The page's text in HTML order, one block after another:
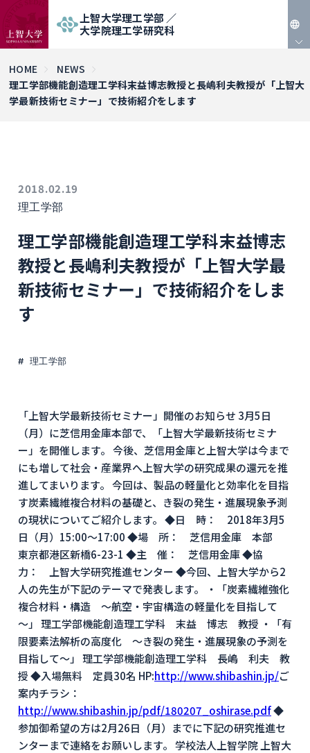
上智大学理工学部 ／
大学院理工学研究科
EN
HOME
NEWS
理工学部機能創造理工学科末益博志教授と長嶋利夫教授が「上智大
学最新技術セミナー」で技術紹介をします
2018.02.19
理工学部
理工学部機能創造理工学科末益博志
教授と長嶋利夫教授が「上智大学最
新技術セミナー」で技術紹介をしま
す
理工学部
「上智大学最新技術セミナー」開催のお知らせ 3月5日
（月）に芝信用金庫本部で、「上智大学最新技術セミナ
ー」を開催します。 今後、芝信用金庫と上智大学は今まで
にも増して社会・産業界へ上智大学の研究成果の還元を推
進してまいります。 今回は、製品の軽量化と効率化を目指
す炭素繊維複合材料の基礎と、き裂の発生・進展現象予測
の現状についてご紹介します。 ◆日 時： 2018年3月5
日（月）15:00～17:00 ◆場 所： 芝信用金庫 本部
東京都港区新橋6-23-1 ◆主 催： 芝信用金庫 ◆協
力： 上智大学研究推進センター ◆今回、上智大学から2
人の先生が下記のテーマで発表します。 ・「炭素繊維強化
複合材料・構造 ～航空・宇宙構造の軽量化を目指して
～」 理工学部機能創造理工学科 末益 博志 教授 ・「有
限要素法解析の高度化 ～き裂の発生・進展現象の予測を
目指して～」 理工学部機能創造理工学科 長嶋 利夫 教
授 ◆入場無料 定員30名 HP:http://www.shibashin.jp/ご
案内チラシ：
http://www.shibashin.jp/pdf/180207_oshirase.pdf◆
参加御希望の方は2月26日（月）までに下記の研究推進セ
ンターまで連絡をお願いします。 学校法人上智学院 上智大